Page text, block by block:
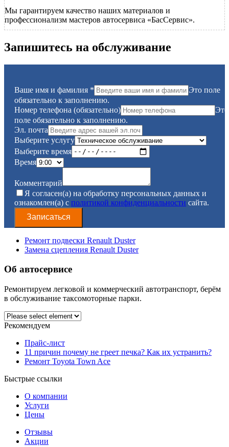
Мы гарантируем качество наших материалов и
профессионализм мастеров автосервиса «БасСервис».
Запишитесь на обслуживание
Ваше имя и фамилия *
Это поле
обязательно к заполнению.
Номер телефона (обязательно)
Это
поле обязательно к заполнению.
Эл. почта
Выберите услугу
Выберите время
Время
Комментарий
Я согласен(а) на обработку персональных данных и
ознакомлен(а) с политикой конфиденциальности сайта.
Записаться
Ремонт подвески Renault Duster
Замена сцепления Renault Duster
Об автосервисе
Ремонтируем легковой и коммерческий автотранспорт, берём
в обслуживание таксомоторные парки.
Рекомендуем
Прайс-лист
11 причин почему не греет печка? Как их устранить?
Ремонт Toyota Town Ace
Быстрые ссылки
О компании
Услуги
Цены
Отзывы
Акции